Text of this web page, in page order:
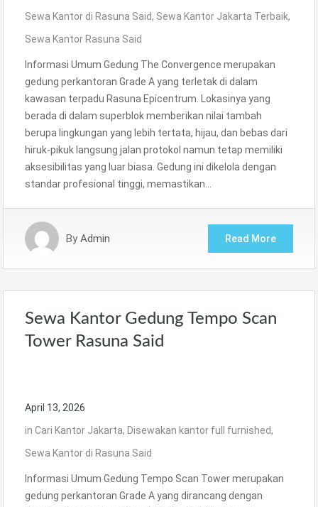
Sewa Kantor di Rasuna Said, Sewa Kantor Jakarta Terbaik,
Sewa Kantor Rasuna Said
Informasi Umum Gedung The Convergence merupakan
gedung perkantoran Grade A yang terletak di dalam
kawasan terpadu Rasuna Epicentrum. Lokasinya yang
berada di dalam superblok memberikan nilai tambah
berupa lingkungan yang lebih tertata, hijau, dan bebas dari
hiruk-pikuk langsung jalan protokol namun tetap memiliki
aksesibilitas yang luar biasa. Gedung ini dikelola dengan
standar profesional tinggi, memastikan…
By Admin Read More
Sewa Kantor Gedung Tempo Scan
Tower Rasuna Said
April 13, 2026
in Cari Kantor Jakarta, Disewakan kantor full furnished,
Sewa Kantor di Rasuna Said
Informasi Umum Gedung Tempo Scan Tower merupakan
gedung perkantoran Grade A yang dirancang dengan